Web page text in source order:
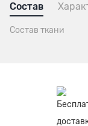
Состав
Состав ткани